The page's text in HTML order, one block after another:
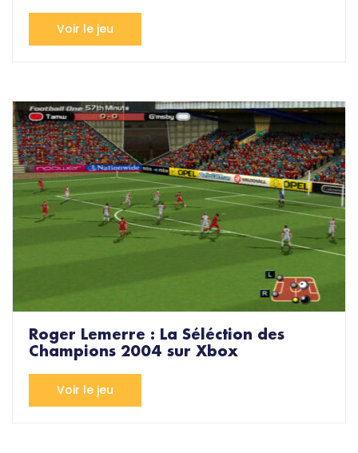
Voir le jeu
Roger Lemerre : La Séléction des
Champions 2004 sur Xbox
Voir le jeu